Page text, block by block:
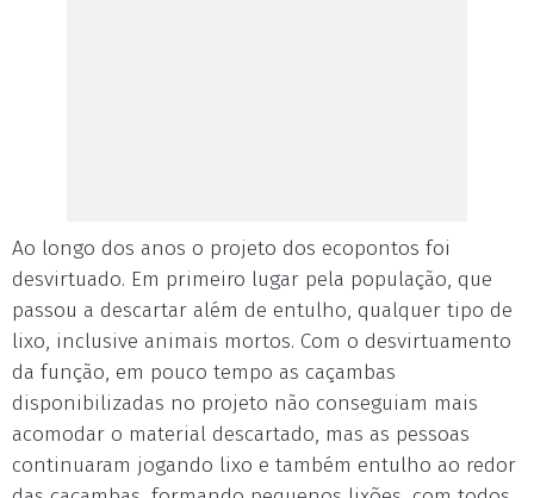
Ao longo dos anos o projeto dos ecopontos foi
desvirtuado. Em primeiro lugar pela população, que
passou a descartar além de entulho, qualquer tipo de
lixo, inclusive animais mortos. Com o desvirtuamento
da função, em pouco tempo as caçambas
disponibilizadas no projeto não conseguiam mais
acomodar o material descartado, mas as pessoas
continuaram jogando lixo e também entulho ao redor